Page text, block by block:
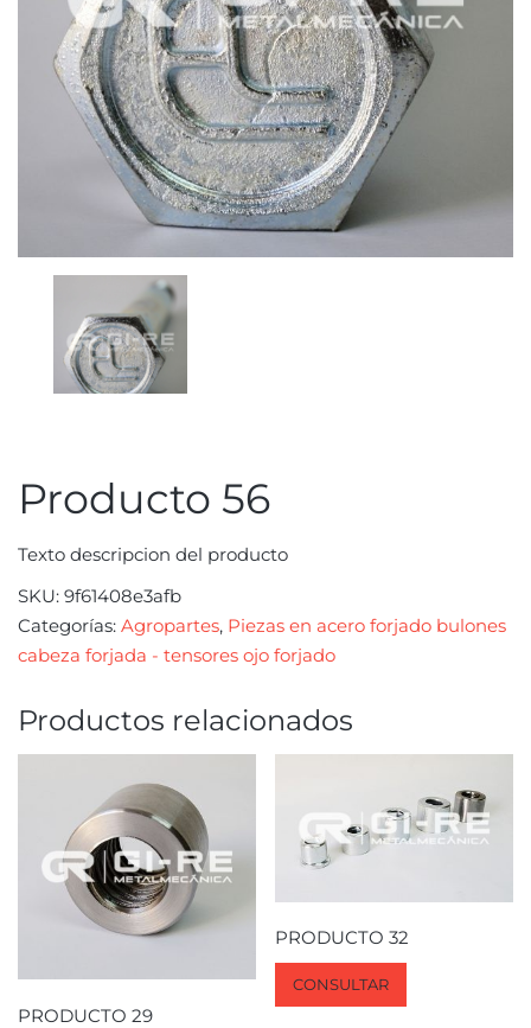
Producto 56
Texto descripcion del producto
SKU: 9f61408e3afb
Categorías: Agropartes, Piezas en acero forjado bulones
cabeza forjada - tensores ojo forjado
Productos relacionados
PRODUCTO 29
PRODUCTO 32
CONSULTAR